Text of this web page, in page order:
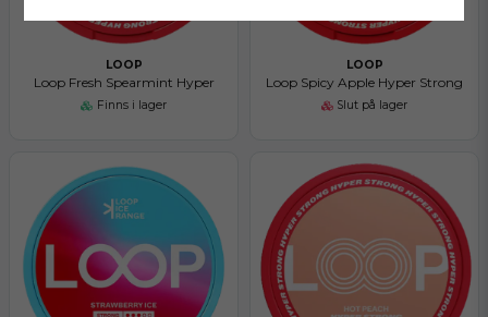
LOOP
Loop Fresh Spearmint Hyper
Finns i lager
LOOP
Loop Spicy Apple Hyper Strong
Slut på lager